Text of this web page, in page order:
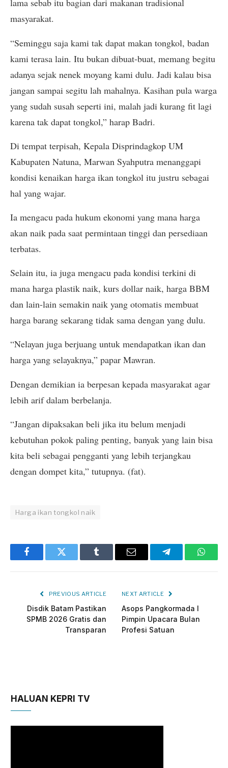
lama sebab itu bagian dari makanan tradisional
masyarakat.
“Seminggu saja kami tak dapat makan tongkol, badan
kami terasa lain. Itu bukan dibuat-buat, memang begitu
adanya sejak nenek moyang kami dulu. Jadi kalau bisa
jangan sampai segitu lah mahalnya. Kasihan pula warga
yang sudah susah seperti ini, malah jadi kurang fit lagi
karena tak dapat tongkol,” harap Badri.
Di tempat terpisah, Kepala Disprindagkop UM
Kabupaten Natuna, Marwan Syahputra menanggapi
kondisi kenaikan harga ikan tongkol itu justru sebagai
hal yang wajar.
Ia mengacu pada hukum ekonomi yang mana harga
akan naik pada saat permintaan tinggi dan persediaan
terbatas.
Selain itu, ia juga mengacu pada kondisi terkini di
mana harga plastik naik, kurs dollar naik, harga BBM
dan lain-lain semakin naik yang otomatis membuat
harga barang sekarang tidak sama dengan yang dulu.
“Nelayan juga berjuang untuk mendapatkan ikan dan
harga yang selayaknya,” papar Mawran.
Dengan demikian ia berpesan kepada masyarakat agar
lebih arif dalam berbelanja.
“Jangan dipaksakan beli jika itu belum menjadi
kebutuhan pokok paling penting, banyak yang lain bisa
kita beli sebagai pengganti yang lebih terjangkau
dengan dompet kita,” tutupnya. (fat).
Harga ikan tongkol naik
FacebookTwitter Tumblr Email Telegram
PREVIOUS ARTICLE
Disdik Batam Pastikan
SPMB 2026 Gratis dan
Transparan
NEXT ARTICLE
Asops Pangkormada I
Pimpin Upacara Bulan
Profesi Satuan
HALUAN KEPRI TV